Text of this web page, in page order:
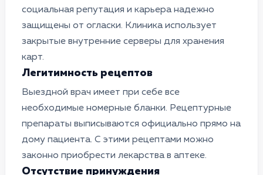
социальная репутация и карьера надежно
защищены от огласки. Клиника использует
закрытые внутренние серверы для хранения
карт.
Легитимность рецептов
Выездной врач имеет при себе все
необходимые номерные бланки. Рецептурные
препараты выписываются официально прямо на
дому пациента. С этими рецептами можно
законно приобрести лекарства в аптеке.
Отсутствие принуждения